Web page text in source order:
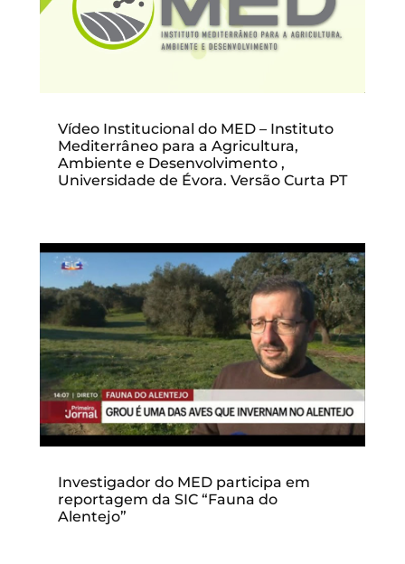
Vídeo Institucional do MED – Instituto
Mediterrâneo para a Agricultura,
Ambiente e Desenvolvimento ,
Universidade de Évora. Versão Curta PT
Investigador do MED participa em
reportagem da SIC “Fauna do
Alentejo”